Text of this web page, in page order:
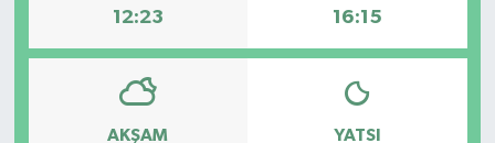
12:23 16:15
AKŞAM YATSI